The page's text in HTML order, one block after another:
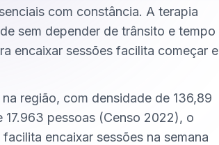
com constância. A terapia
sem depender de trânsito e tempo
encaixar sessões facilita começar e
região, com densidade de 136,89
pessoas (Censo 2022), o
encaixar sessões na semana